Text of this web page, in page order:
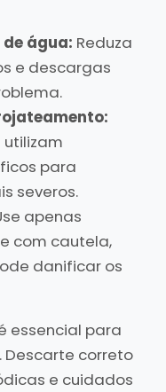
de água: Reduza
e descargas
utilizam
para
severos.
apenas
com cautela,
danificar os
essencial para
Descarte correto
e cuidados